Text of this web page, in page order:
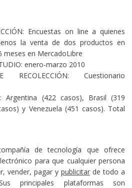
Encuestas on line a quienes
la venta de dos productos en
en MercadoLibre
enero-marzo 2010
RECOLECCIÓN: Cuestionario
Argentina (422 casos), Brasil (319
y Venezuela (451 casos). Total
de tecnología que ofrece
para que cualquier persona
vender, pagar ypublicitar de todo a
principales plataformas son